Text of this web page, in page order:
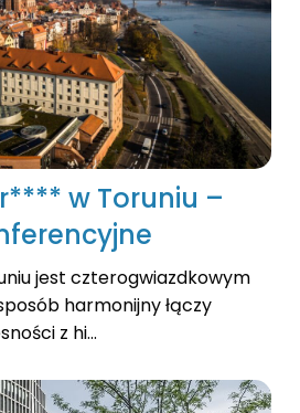
w Toruniu –
jest czterogwiazdkowym
harmonijny łączy
z hi...